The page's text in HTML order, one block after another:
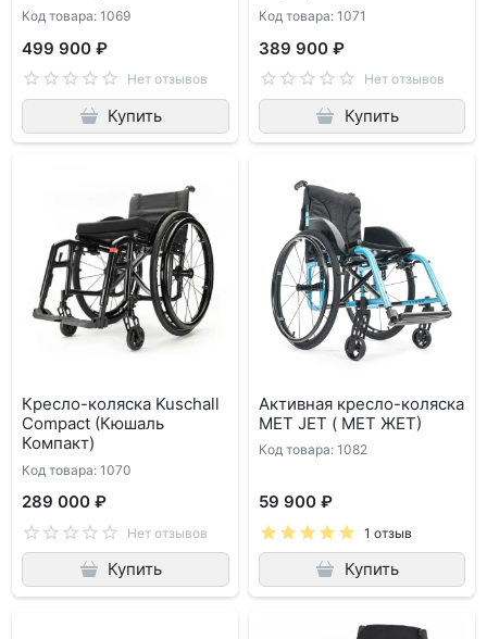
Код товара: 1069
499 900 ₽
Нет отзывов
Купить
Код товара: 1071
389 900 ₽
Нет отзывов
Купить
Кресло-коляска Kuschall
Compact (Кюшаль
Компакт)
Код товара: 1070
289 000 ₽
Нет отзывов
Купить
Активная кресло-коляска
МЕТ JET ( МЕТ ЖЕТ)
Код товара: 1082
59 900 ₽
1 отзыв
Купить